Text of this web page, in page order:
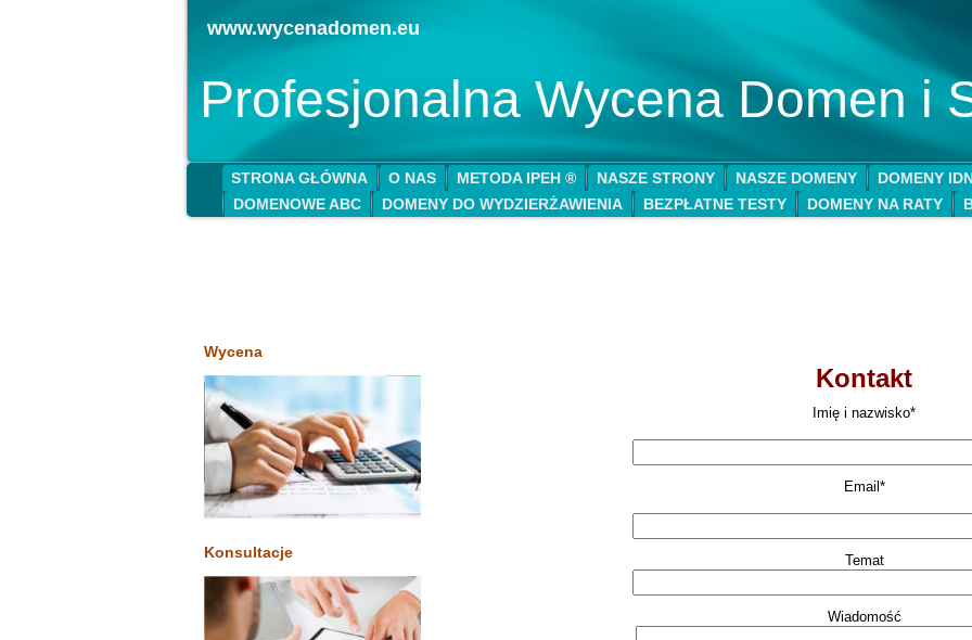
Profesjonalna Wycena Domen i
www.wycenadomen.eu
STRONA GŁÓWNA O NAS METODA IPEH ® NASZE STRONY NASZE DOMENY
DOMENY
DOMENOWE ABC
DOMENY DO WYDZIERŻAWIENIA BEZPŁATNE TESTY DOMENY NA RATY
Wycena
Konsultacje
Kontakt
Imię i nazwisko*
Email*
Temat
Wiadomość